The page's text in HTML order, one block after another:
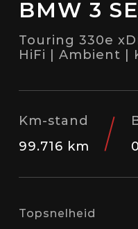
BMW 3
Touring 330e
HiFi | Ambient |
Km-stand
99.716 km
Topsnelheid